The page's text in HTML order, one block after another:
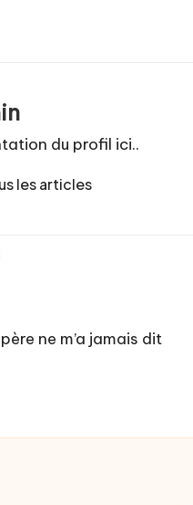
du profil ici..
les articles
ne m’a jamais dit